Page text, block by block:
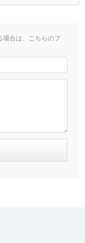
合は、こちらのフ